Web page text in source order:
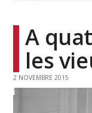
A
les
2 NOVEMBRE 2015